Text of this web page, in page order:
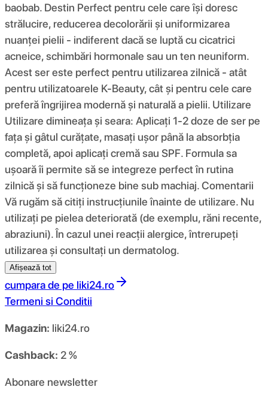
baobab. Destin Perfect pentru cele care își doresc
strălucire, reducerea decolorării și uniformizarea
nuanței pielii - indiferent dacă se luptă cu cicatrici
acneice, schimbări hormonale sau un ten neuniform.
Acest ser este perfect pentru utilizarea zilnică - atât
pentru utilizatoarele K-Beauty, cât și pentru cele care
preferă îngrijirea modernă și naturală a pielii. Utilizare
Utilizare dimineața și seara: Aplicați 1-2 doze de ser pe
fața și gâtul curățate, masați ușor până la absorbția
completă, apoi aplicați cremă sau SPF. Formula sa
ușoară îi permite să se integreze perfect în rutina
zilnică și să funcționeze bine sub machiaj. Comentarii
Vă rugăm să citiți instrucțiunile înainte de utilizare. Nu
utilizați pe pielea deteriorată (de exemplu, răni recente,
abraziuni). În cazul unei reacții alergice, întrerupeți
utilizarea și consultați un dermatolog.
Afișează tot
cumpara de pe liki24.ro
Termeni si Conditii
Magazin: liki24.ro
Cashback: 2 %
Abonare newsletter